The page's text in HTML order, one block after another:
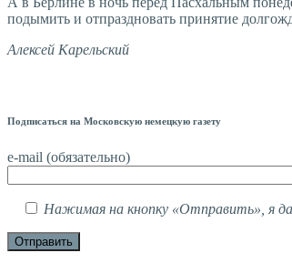
подымить и отпраздновать принятие
Алексей Карельский
Подписаться на Московскую немецкую газету
e-mail (обязательно)
Нажимая на кнопку «Отправить», я